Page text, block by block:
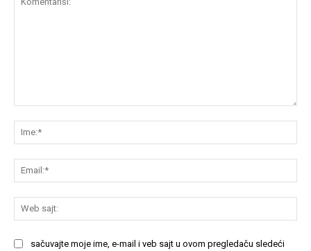
sačuvajte moje ime, e-mail i veb sajt u ovom pregledaču sledeći